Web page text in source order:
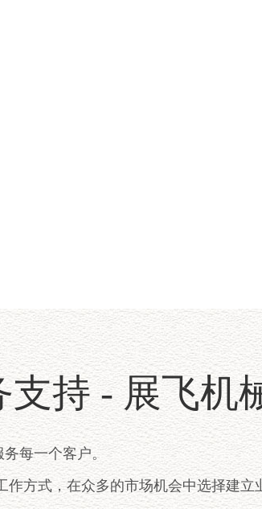
明区粉体气… 阳明区料封泵 阳明区仓泵 阳明区
支持 - 展飞机
每一个客户。
式，在众多的市场机会中选择建立